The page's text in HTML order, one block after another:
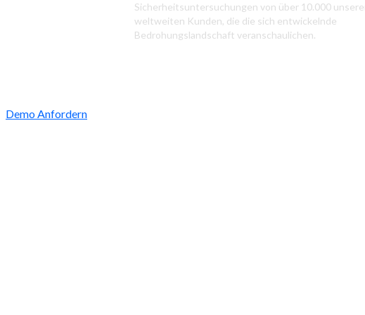
Sicherheitsuntersuchungen von über 10.000
weltweiten Kunden, die die sich entwickelnde
Bedrohungslandschaft veranschaulichen.
Demo Anfordern